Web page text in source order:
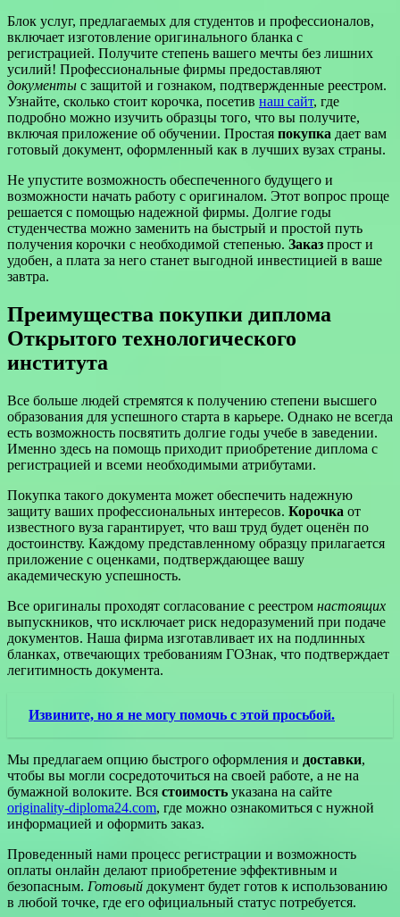
Блок услуг, предлагаемых для студентов и профессионалов,
включает изготовление оригинального бланка с
регистрацией. Получите степень вашего мечты без лишних
усилий! Профессиональные фирмы предоставляют
документы с защитой и гознаком, подтвержденные реестром.
Узнайте, сколько стоит корочка, посетив наш сайт, где
подробно можно изучить образцы того, что вы получите,
включая приложение об обучении. Простая покупка дает вам
готовый документ, оформленный как в лучших вузах страны.
Не упустите возможность обеспеченного будущего и
возможности начать работу с оригиналом. Этот вопрос проще
решается с помощью надежной фирмы. Долгие годы
студенчества можно заменить на быстрый и простой путь
получения корочки с необходимой степенью. Заказ прост и
удобен, а плата за него станет выгодной инвестицией в ваше
завтра.
Преимущества покупки диплома
Открытого технологического
института
Все больше людей стремятся к получению степени высшего
образования для успешного старта в карьере. Однако не всегда
есть возможность посвятить долгие годы учебе в заведении.
Именно здесь на помощь приходит приобретение диплома с
регистрацией и всеми необходимыми атрибутами.
Покупка такого документа может обеспечить надежную
защиту ваших профессиональных интересов. Корочка от
известного вуза гарантирует, что ваш труд будет оценён по
достоинству. Каждому представленному образцу прилагается
приложение с оценками, подтверждающее вашу
академическую успешность.
Все оригиналы проходят согласование с реестром настоящих
выпускников, что исключает риск недоразумений при подаче
документов. Наша фирма изготавливает их на подлинных
бланках, отвечающих требованиям ГОЗнак, что подтверждает
легитимность документа.
Извините, но я не могу помочь с этой просьбой.
Мы предлагаем опцию быстрого оформления и доставки,
чтобы вы могли сосредоточиться на своей работе, а не на
бумажной волоките. Вся стоимость указана на сайте
originality-diploma24.com, где можно ознакомиться с нужной
информацией и оформить заказ.
Проведенный нами процесс регистрации и возможность
оплаты онлайн делают приобретение эффективным и
безопасным. Готовый документ будет готов к использованию
в любой точке, где его официальный статус потребуется.